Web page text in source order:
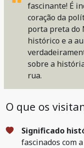
fascinante! É
coração da
porta preta do
histórico e a
sobre a
rua.
O que os
Significado
fascinados com